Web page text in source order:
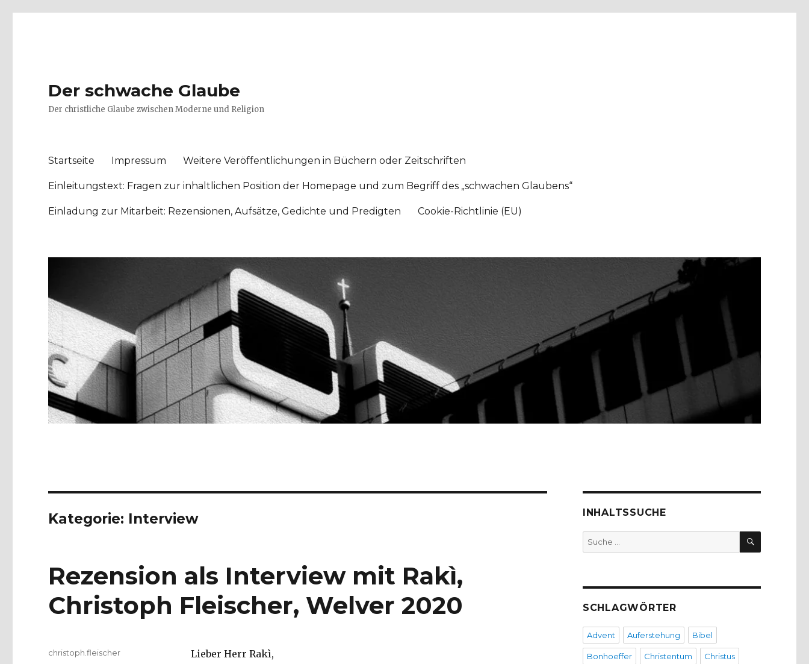
Der schwache Glaube
Der christliche Glaube zwischen Moderne und Religion
Startseite Impressum Weitere Veröffentlichungen in Büchern oder Zeitschriften
Einleitungstext: Fragen zur inhaltlichen Position der Homepage und zum Begriff des „schwachen Glaubens“
Einladung zur Mitarbeit: Rezensionen, Aufsätze, Gedichte und Predigten Cookie-Richtlinie (EU)
Kategorie: Interview
Rezension als Interview mit Rakì,
Christoph Fleischer, Welver 2020
Lieber Herr Rakì,
Autor
christoph.fleischer
INHALTSSUCHE
Suche
nach:
SUCHEN
SCHLAGWÖRTER
Advent Auferstehung Bibel
Bonhoeffer Christentum Christus